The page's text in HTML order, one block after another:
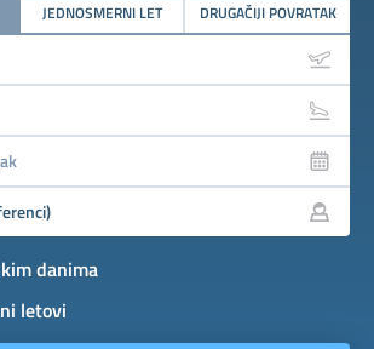
JEDNOSMERNI LET DRUGAČIJI POVRATAK
danima
letovi